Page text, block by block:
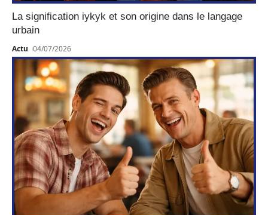
La signification iykyk et son origine dans le langage
urbain
Actu 04/07/2026